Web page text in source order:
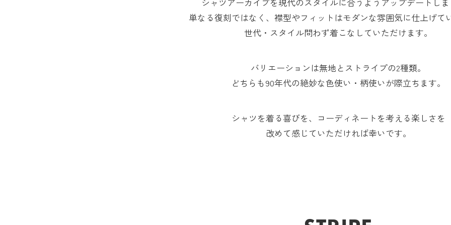
単なる復刻ではなく、襟型やフィットはモダンな雰囲気に仕上げて
世代・スタイル問わず着こなしていただけます。
バリエーションは無地とストライプの2種類。
どちらも90年代の絶妙な色使い・柄使いが際立ちます。
シャツを着る喜びを、コーディネートを考える楽しさを
改めて感じていただければ幸いです。